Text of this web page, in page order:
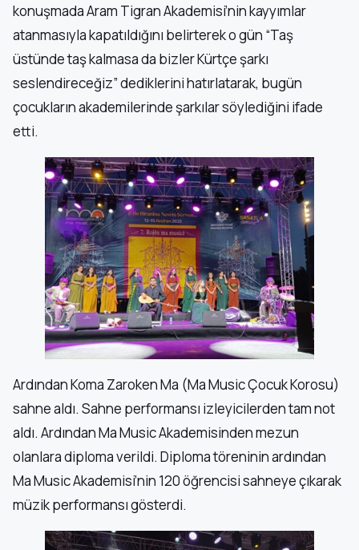
konuşmada Aram Tigran Akademisi’nin kayyımlar
atanmasıyla kapatıldığını belirterek o gün “Taş
üstünde taş kalmasa da bizler Kürtçe şarkı
seslendireceğiz” dediklerini hatırlatarak, bugün
çocukların akademilerinde şarkılar söylediğini ifade
etti.
Ardından Koma Zaroken Ma (Ma Music Çocuk Korosu)
sahne aldı. Sahne performansı izleyicilerden tam not
aldı. Ardından Ma Music Akademisinden mezun
olanlara diploma verildi. Diploma töreninin ardından
Ma Music Akademisi’nin 120 öğrencisi sahneye çıkarak
müzik performansı gösterdi.